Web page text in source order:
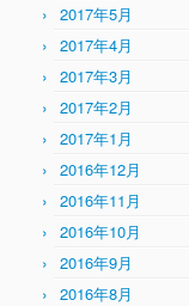
2017年5月
2017年4月
2017年3月
2017年2月
2017年1月
2016年12月
2016年11月
2016年10月
2016年9月
2016年8月